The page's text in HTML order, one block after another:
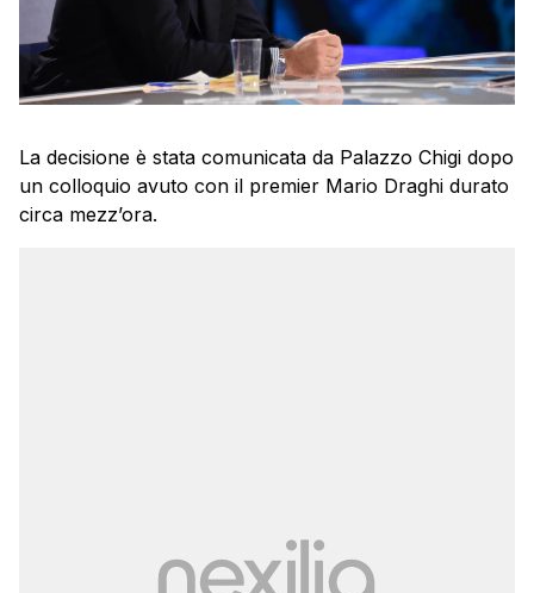
La decisione è stata comunicata da Palazzo Chigi dopo
un colloquio avuto con il premier Mario Draghi durato
circa mezz’ora.